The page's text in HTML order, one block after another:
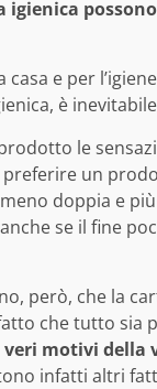
igienica
e per
è
le
preferire un
doppia e
se il fine
però, che la
che tutto sia
veri motivi della
infatti altri